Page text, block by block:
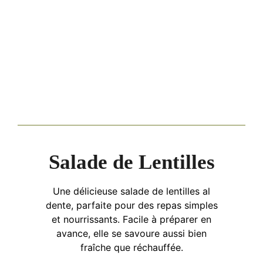
Salade de Lentilles
Une délicieuse salade de lentilles al
dente, parfaite pour des repas simples
et nourrissants. Facile à préparer en
avance, elle se savoure aussi bien
fraîche que réchauffée.